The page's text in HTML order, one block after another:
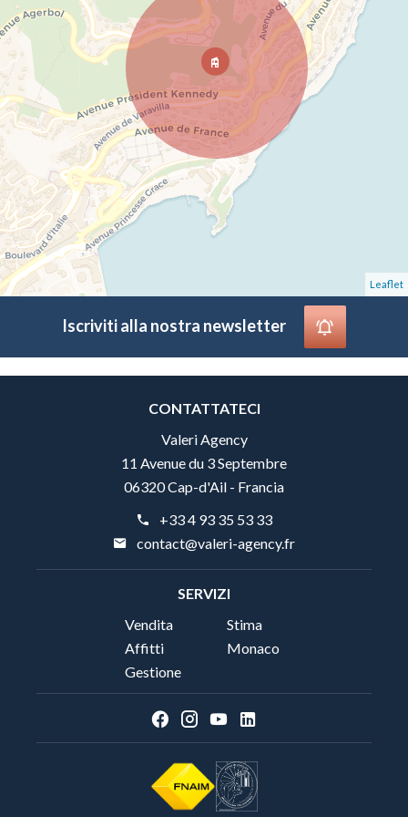
Leaflet
Iscriviti alla nostra newsletter
CONTATTATECI
Valeri Agency
11 Avenue du 3 Septembre
06320 Cap-d'Ail - Francia
+33 4 93 35 53 33
contact@valeri-agency.fr
SERVIZI
Vendita
Affitti
Gestione
Stima
Monaco